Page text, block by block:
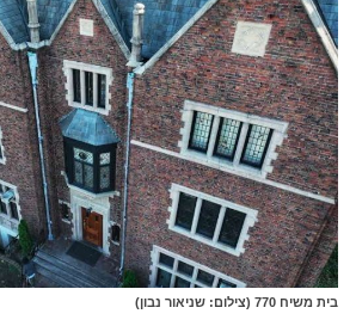
בית משיח 770 (צילום: שניאור נבון)